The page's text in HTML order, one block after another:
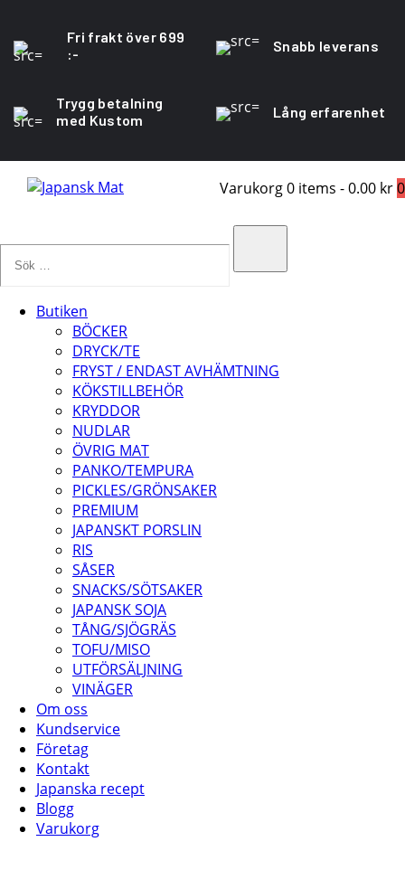
Fri frakt över 699
:-
Snabb leverans
Trygg betalning
med Kustom
Lång erfarenhet
Varukorg0 items -0.00 kr0
Butiken
BÖCKER
DRYCK/TE
FRYST / ENDAST AVHÄMTNING
KÖKSTILLBEHÖR
KRYDDOR
NUDLAR
ÖVRIG MAT
PANKO/TEMPURA
PICKLES/GRÖNSAKER
PREMIUM
JAPANSKT PORSLIN
RIS
SÅSER
SNACKS/SÖTSAKER
JAPANSK SOJA
TÅNG/SJÖGRÄS
TOFU/MISO
UTFÖRSÄLJNING
VINÄGER
Om oss
Kundservice
Företag
Kontakt
Japanska recept
Blogg
Varukorg